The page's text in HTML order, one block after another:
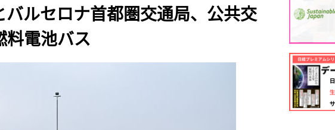
バルセロナ首都圏交通局、公共交
料電池バス